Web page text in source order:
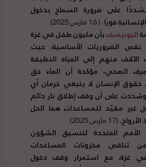
مشددًا على ضرورة السماح بدخول
فورًا.( 16 مارس 2025)
اليونيسفبأن مليون طفل في غزة
الضروريات الأساسية، حيث
الآلاف منهم إلى المياه النظيفة
الصحي، مؤكدة أن الماء حق
الإنسان لا ينبغي حرمان أي
على أن وقف إطلاق نار دائم
غير مقيّد للمساعدات هما الحل
الأرواح.(17 مارس 2025)
المتحدة لتنسيق الشؤون
من تناقص مخزونات المساعدات
غزة، مع استمرار وقف دخول